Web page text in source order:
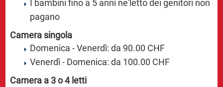
I bambini fino a 5 anni ne'letto dei genitori non
pagano
Camera singola
Domenica - Venerdì: da 90.00 CHF
Venerdì - Domenica: da 100.00 CHF
Camera a 3 o 4 letti